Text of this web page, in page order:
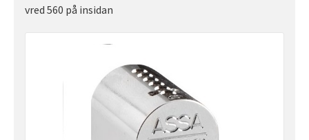
vred 560 på insidan